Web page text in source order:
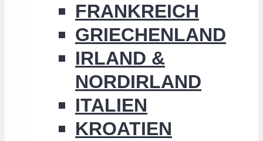
FRANKREICH
GRIECHENLAND
IRLAND &
NORDIRLAND
ITALIEN
KROATIEN